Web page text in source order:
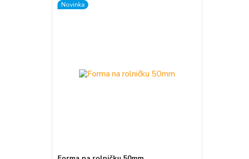
Novinka